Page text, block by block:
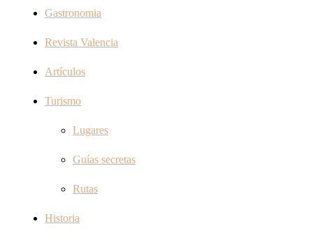
Gastronomia
Revista Valencia
Artículos
Turismo
Lugares
Guías secretas
Rutas
Historia